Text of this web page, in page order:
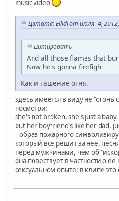
music video
Цитата: Ellidi от июля 4, 2012,
Цитировать
And all those flames that
Now he's gonna firefight
Как и гашение огня.
здесь имеется в виду не "огонь
посмотри:
she's not broken, she's just a baby
but her boyfriend's like her dad,
образ пожарного
который все решит за нее.
перед мужчинами, чем об
она повествует в частности о
сексуальном опыте; в клипе